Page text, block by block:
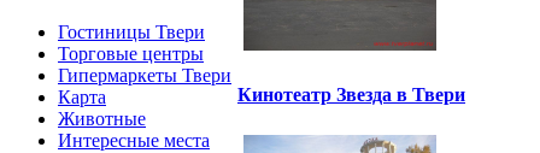
Гостиницы Твери
Торговые центры
Гипермаркеты Твери
Карта
Животные
Интересные места
Кинотеатр Звезда в Твери